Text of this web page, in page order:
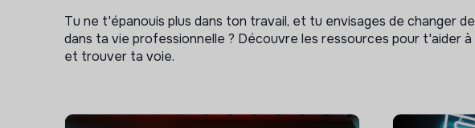
Tu ne t'épanouis plus dans ton travail, et tu envisages de changer
dans ta vie professionnelle ? Découvre les ressources pour t'aider
et trouver ta voie.